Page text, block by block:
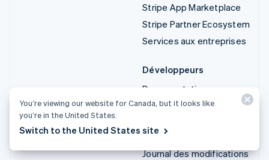
Stripe App Marketplace
Stripe Partner Ecosystem
Services aux entreprises
Développeurs
Documentation
Documentation sur les
État des API
Journal des modifications
You’re viewing our website for Canada, but it looks like
you’re in the United States.
Switch to the United States site